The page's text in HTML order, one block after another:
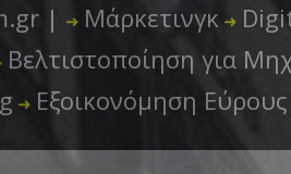
| ➜ Μάρκετινγκ ➜
Βελτιστοποίηση για
➜ Εξοικονόμηση